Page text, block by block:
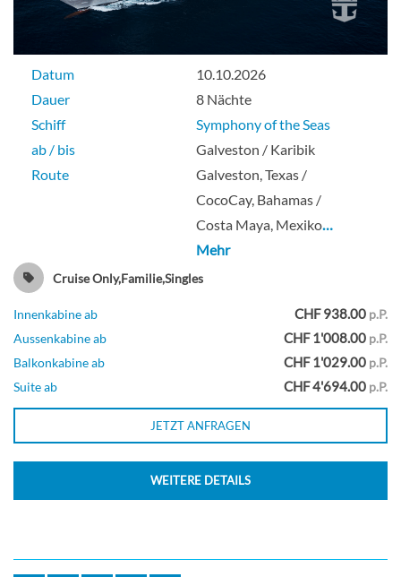
Suite
Royal-Loft-Suite-[RL]
Suite
Star-Loft-Suite-[TL]
Deck 17
Suite
Ultimative Familiensuite-[US]
Datum
10.10.2026
Dauer
8 Nächte
Schiff
Symphony of the Seas
ab / bis
Galveston / Karibik
Route
Galveston, Texas /
CocoCay, Bahamas /
Costa Maya, Mexiko…
Mehr
Cruise Only,Familie,Singles
Innenkabine ab CHF 938.00 p.P.
Aussenkabine ab
CHF 1'008.00 p.P.
Balkonkabine ab
CHF 1'029.00 p.P.
Suite ab
CHF 4'694.00 p.P.
JETZT ANFRAGEN
WEITERE DETAILS